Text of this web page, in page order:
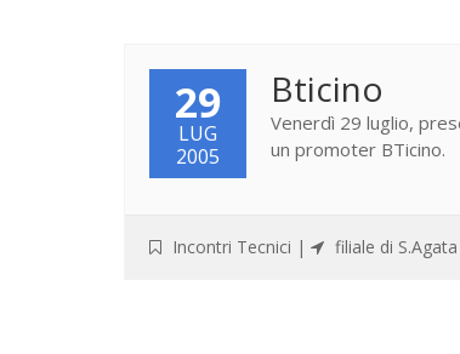
29
LUG
2005
Bticino
Venerdì 29 luglio,
un promoter BTicino.
Incontri Tecnici | filiale di